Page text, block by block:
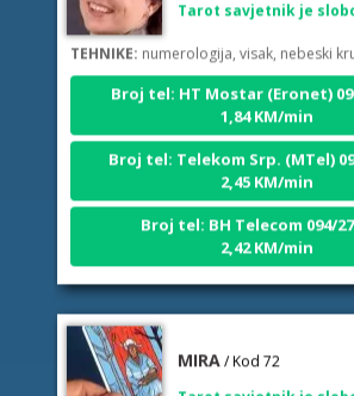
TEHNIKE:numerologija, visak, nebeski
Broj tel: HT Mostar (Eronet)
1,84 KM/min
Broj tel: Telekom Srp. (MTel)
2,45 KM/min
Broj tel: BH Telecom 094/
2,42 KM/min